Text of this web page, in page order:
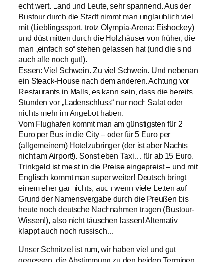
echt wert. Land und Leute, sehr spannend. Aus der
Bustour durch die Stadt nimmt man unglaublich viel
mit (Lieblingssport, trotz Olympia-Arena: Eishockey)
und düst mitten durch die Holzhäuser von früher, die
man „einfach so“ stehen gelassen hat (und die sind
auch alle noch gut!).
Essen: Viel Schwein. Zu viel Schwein. Und nebenan
ein Steack-House nach dem anderen. Achtung vor
Restaurants in Malls, es kann sein, dass die bereits
Stunden vor „Ladenschluss“ nur noch Salat oder
nichts mehr im Angebot haben.
Vom Flughafen kommt man am günstigsten für 2
Euro per Bus in die City – oder für 5 Euro per
(allgemeinem) Hotelzubringer (der ist aber Nachts
nicht am Airport!). Sonst eben Taxi… für ab 15 Euro.
Trinkgeld ist meist in die Preise eingepreist – und mit
Englisch kommt man super weiter! Deutsch bringt
einem eher gar nichts, auch wenn viele Letten auf
Grund der Namensvergabe durch die Preußen bis
heute noch deutsche Nachnahmen tragen (Bustour-
Wissen!), also nicht täuschen lassen! Alternativ
klappt auch noch russisch…
Unser Schnitzel ist rum, wir haben viel und gut
gegessen, die Abstimmung zu den beiden Terminen